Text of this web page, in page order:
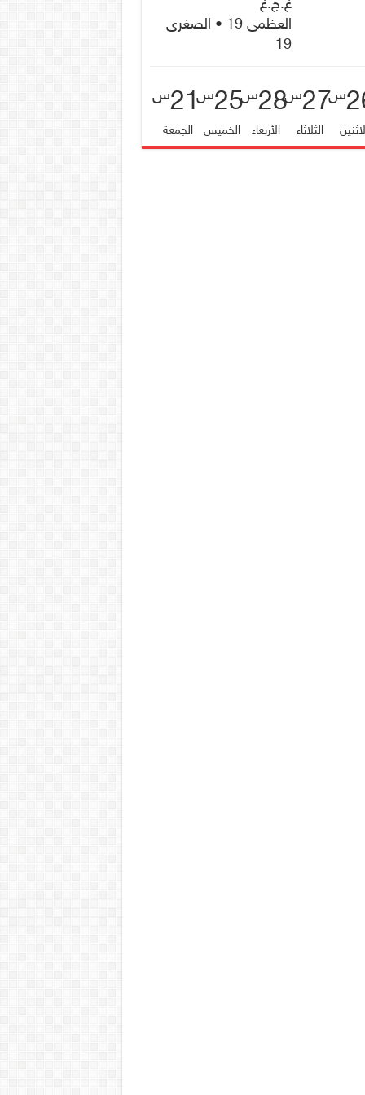
العظمى 19 • الصغرى
19
س27س
الثلاثاء
28س
الأربعاء
25س
الخميس
21س
الجمعة